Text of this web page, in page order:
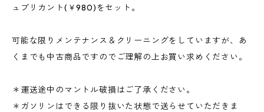
ュブリカント(￥980)をセット。
可能な限りメンテナンス＆クリーニングをしていますが、あ
くまでも中古商品ですのでご理解の上お買い求めください。
＊運送途中のマントル破損はご了承ください。
＊ガソリンはできる限り抜いた状態で送らせていただきま